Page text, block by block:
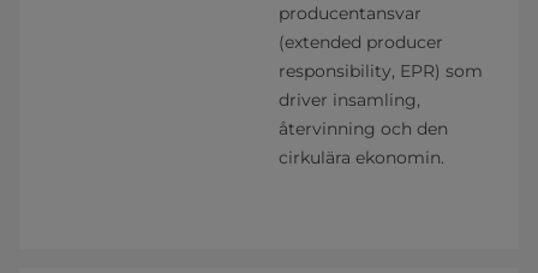
producentansvar
(extended producer
responsibility, EPR) som
driver insamling,
återvinning och den
cirkulära ekonomin.